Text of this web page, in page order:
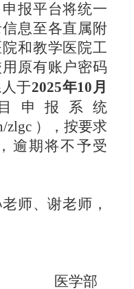
申报平台将统一
息至各直属附
和教学医院工
原有账户密码
于2025年10月
申报系统
zlgc ），按要求
逾期将不予受
师、谢老师，
部